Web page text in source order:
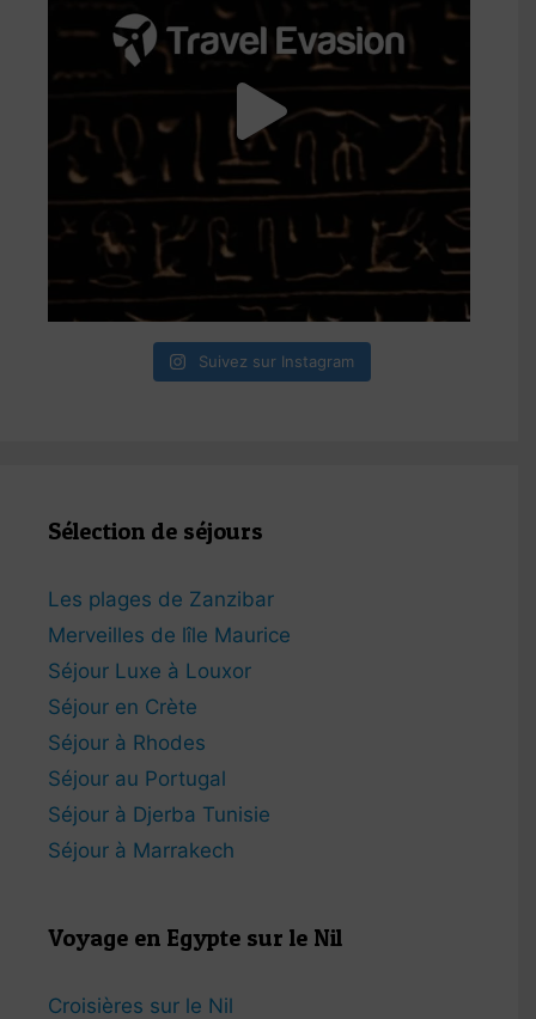
Suivez sur Instagram
Sélection de séjours
Les plages de Zanzibar
Merveilles de lîle Maurice
Séjour Luxe à Louxor
Séjour en Crète
Séjour à Rhodes
Séjour au Portugal
Séjour à Djerba Tunisie
Séjour à Marrakech
Voyage en Egypte sur le Nil
Croisières sur le Nil